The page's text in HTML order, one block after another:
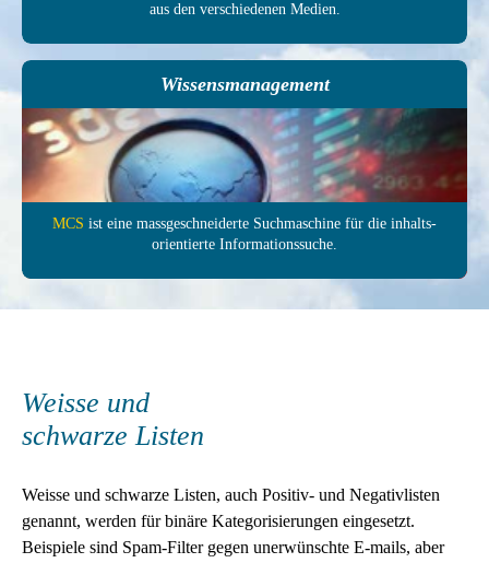
aus den ver­schie­denen Medien.
Wissensmanagement
MCS ist eine mass­ge­schneiderte Such­maschine für die inhalts­
orientierte In­formations­suche.
Weisse und
schwarze Listen
Weisse und schwarze Listen, auch Positiv- und Negativlisten
genannt, werden für binäre Kategorisierungen eingesetzt.
Beispiele sind Spam-Filter gegen unerwünschte E-mails, aber